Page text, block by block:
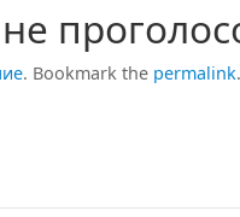
. Bookmark the permalink.